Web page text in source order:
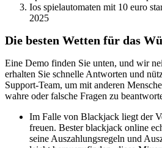
Ios spielautomaten mit 10 euro
2025
Die besten Wetten für das
Eine Demo finden Sie unten, und wir
erhalten Sie schnelle Antworten und
Support-Team, um mit anderen
wahre oder falsche Fragen zu
Im Falle von Blackjack liegt der
freuen. Bester blackjack online
seine Auszahlungsregeln und